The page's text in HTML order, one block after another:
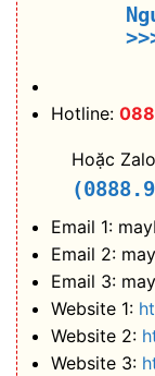
Hotline:
Hoặc
Email 1:
Email 2:
Email 3:
Website 1:
Website 2:
Website 3: